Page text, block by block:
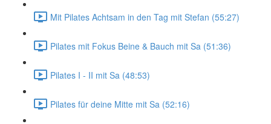
Mit Pilates Achtsam in den Tag mit Stefan (55:27)
Pilates mit Fokus Beine & Bauch mit Sa (51:36)
Pilates I - II mit Sa (48:53)
Pilates für deine Mitte mit Sa (52:16)